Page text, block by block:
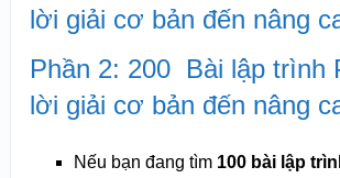
lời giải cơ bản đến nâng
Phần 2: 200 Bài lập trình
lời giải cơ bản đến nâng
Nếu bạn đang tìm 100 bài lập